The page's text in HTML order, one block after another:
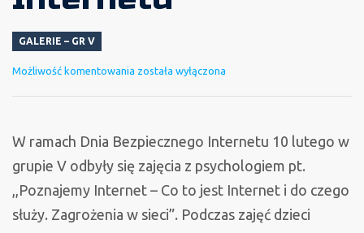
GALERIE – GR V
Możliwość komentowania Dzień
została wyłączona
W ramach Dnia Bezpiecznego Internetu 10 lutego w
grupie V odbyły się zajęcia z psychologiem pt.
,,Poznajemy Internet – Co to jest Internet i do czego
służy. Zagrożenia w sieci”. Podczas zajęć dzieci